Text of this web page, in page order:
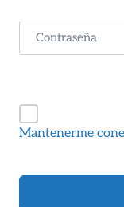
Mantenerme